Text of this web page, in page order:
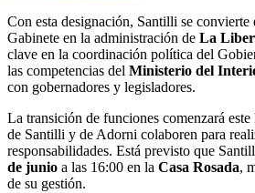
Con esta designación, Santilli se convierte
Gabinete en la administración de La
clave en la coordinación política del
las competencias del Ministerio del
con gobernadores y legisladores.
La transición de funciones comenzará
de Santilli y de Adorni colaboren para
responsabilidades. Está previsto que
de junio a las 16:00 en la Casa Rosada,
de su gestión.